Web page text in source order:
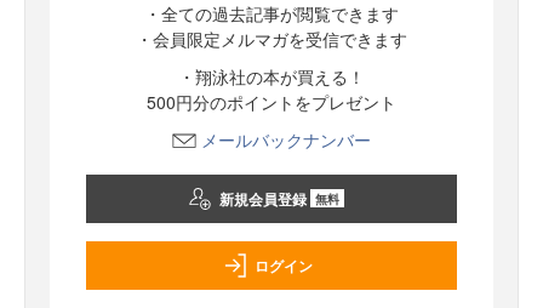
・全ての過去記事が閲覧できます
・会員限定メルマガを受信できます
・翔泳社の本が買える！
500円分のポイントをプレゼント
メールバックナンバー
新規会員登録 無料
ログイン